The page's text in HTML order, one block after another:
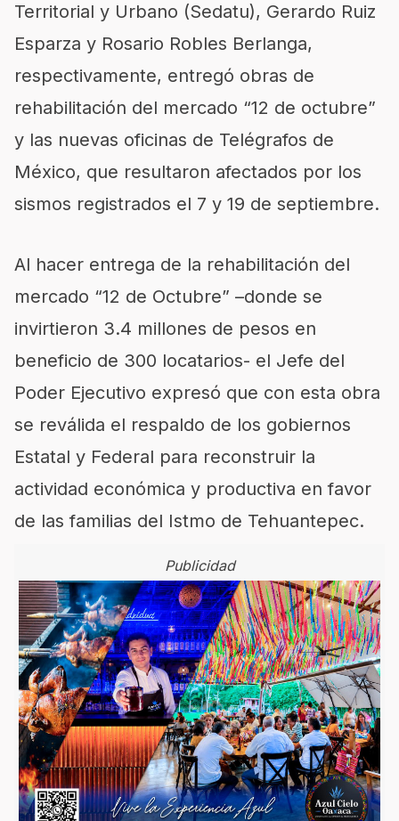
Territorial y Urbano (Sedatu), Gerardo Ruiz
Esparza y Rosario Robles Berlanga,
respectivamente, entregó obras de
rehabilitación del mercado “12 de octubre”
y las nuevas oficinas de Telégrafos de
México, que resultaron afectados por los
sismos registrados el 7 y 19 de septiembre.
Al hacer entrega de la rehabilitación del
mercado “12 de Octubre” –donde se
invirtieron 3.4 millones de pesos en
beneficio de 300 locatarios- el Jefe del
Poder Ejecutivo expresó que con esta obra
se reválida el respaldo de los gobiernos
Estatal y Federal para reconstruir la
actividad económica y productiva en favor
de las familias del Istmo de Tehuantepec.
Publicidad